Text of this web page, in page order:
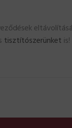
tisztítószerünket is!